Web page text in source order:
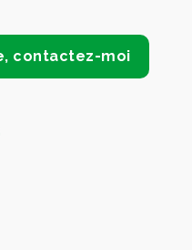
contactez-moi